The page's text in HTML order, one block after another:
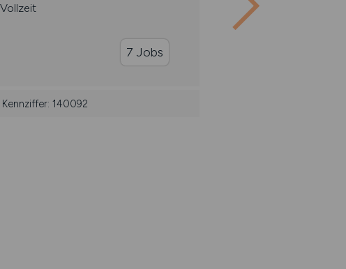
Vollzeit
7 Jobs
Kennziffer: 140092